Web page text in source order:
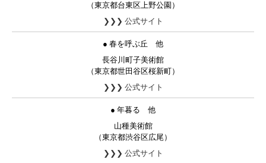
（東京都台東区上野公園）
❯❯❯ 公式サイト
● 春を呼ぶ丘 他
長谷川町子美術館
（東京都世田谷区桜新町）
❯❯❯ 公式サイト
● 年暮る 他
山種美術館
（東京都渋谷区広尾）
❯❯❯ 公式サイト